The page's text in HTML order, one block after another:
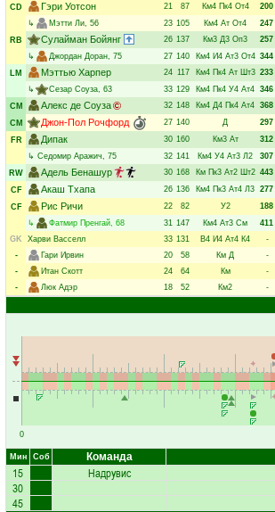
CD
Гэри Уотсон 21 87 Км4 Пк4 От4 200
↳
Мэтти Ли, 56 23 105 Км4 Ат От4 247
RB
Сулайман Бойянг 26 137 Км3 Д3 Оп3 257
↳
Джордан Доран, 75 27 140 Км4 И4 Ат3 От4 344
LM
Мэттью Харпер 24 117 Км4 Пк4 Ат Шт3 233
↳
Сезар Соуза, 63 33 129 Км4 Пк4 У4 Ат4 346
CM
Алекс де Соуза 32 148 Км4 Д4 Пк4 Ат4 368
CM
Джон-Пол Рочфорд 27 140 Д 297
FR
Дипак 30 160 Км3 Ат 312
↳ Седомир Аражич, 75 32 141 Км4 У4 Ат3 Л2 307
RW
Адель Бенашур 30 168 Км Пк3 Ат2 Шт2 443
CF
Акаш Тхапа 26 136 Км4 Пк3 Ат4 Л3 277
CF
Рис Ричи 22 82 У2 188
↳
Фатмир Пренгай, 68 31 147 Км4 Ат3 См 411
GK
Харви Васселл 33 131 В4 И4 Ат4 К4 -
-
Гари Ирвин 20 58 Км Д -
-
Итан Скотт 24 64 Км -
-
Люк Адэр 18 52 Км2 -
0
Мин Соб Команда
15 Надрувис
30
45